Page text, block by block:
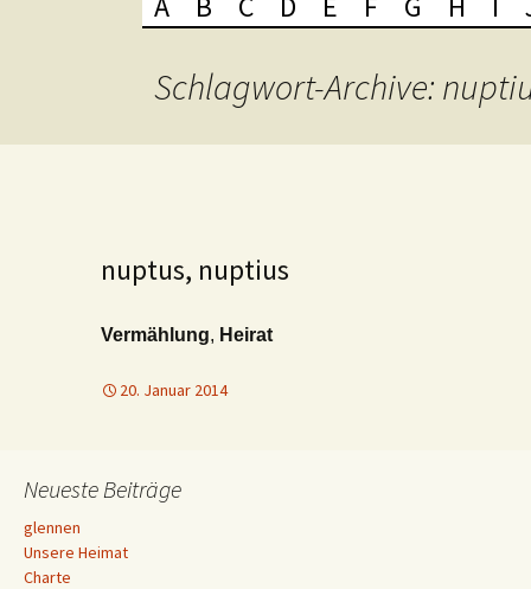
Schlagwort-Archive:
nuptus, nuptius
Vermählung, Heirat
20. Januar 2014
Neueste Beiträge
glennen
Unsere Heimat
Charte